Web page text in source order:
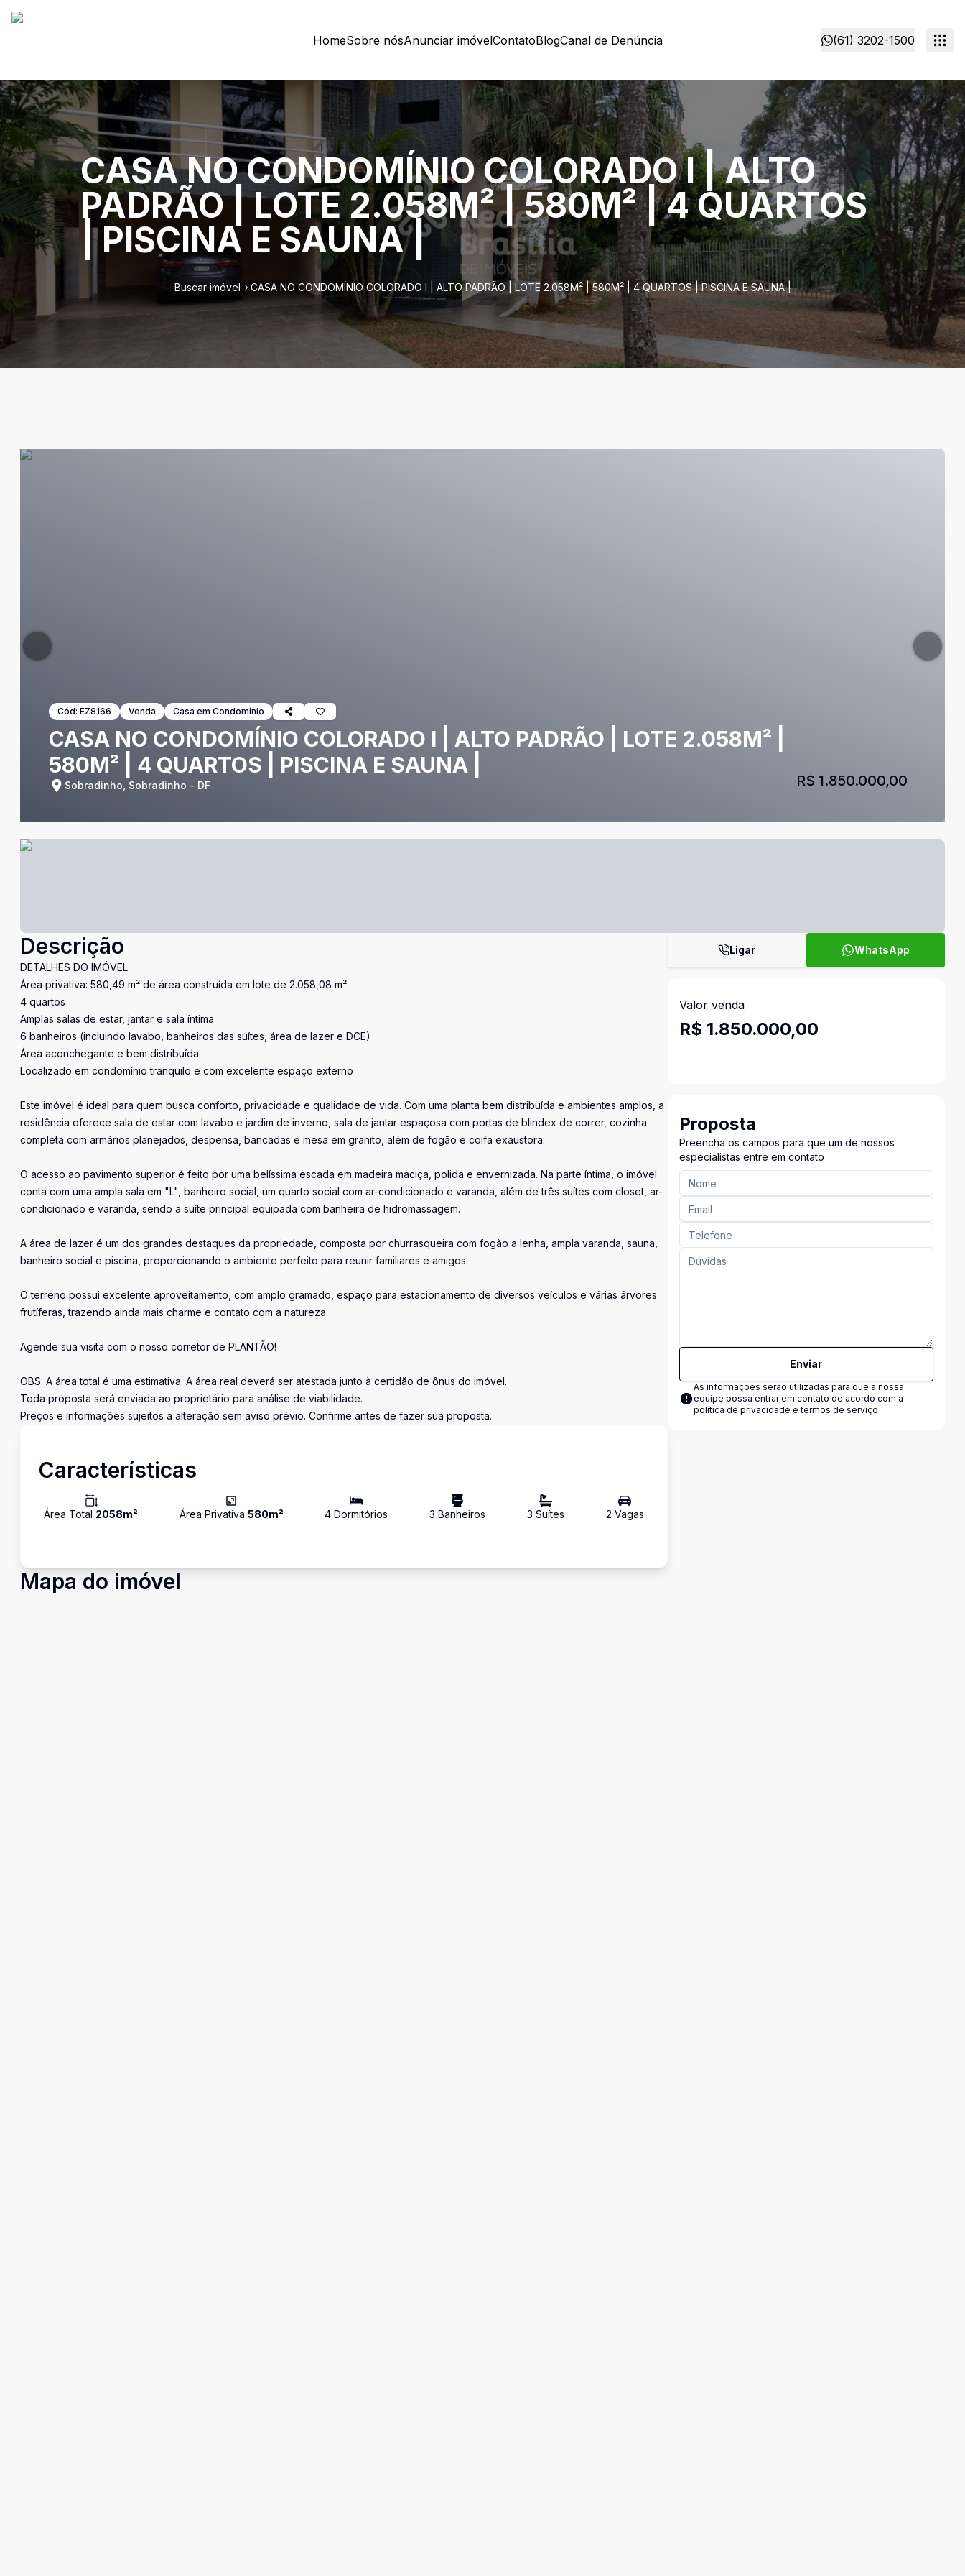
HomeSobre nósAnunciar imóvelContatoBlogCanal de Denúncia (61) 3202-1500
CASA NO CONDOMÍNIO COLORADO I | ALTO
PADRÃO | LOTE 2.058M² | 580M² | 4 QUARTOS
| PISCINA E SAUNA |
Buscar imóvel CASA NO CONDOMÍNIO COLORADO I | ALTO PADRÃO | LOTE 2.058M² | 580M² | 4 QUARTOS | PISCINA E SAUNA |
Cód: EZ8166 Venda Casa em Condomínio
CASA NO CONDOMÍNIO COLORADO I | ALTO PADRÃO | LOTE 2.058M² |
580M² | 4 QUARTOS | PISCINA E SAUNA |
Sobradinho, Sobradinho - DF R$ 1.850.000,00
Descrição
DETALHES DO IMÓVEL:
Área privativa: 580,49 m² de área construída em lote de 2.058,08 m²
4 quartos
Amplas salas de estar, jantar e sala íntima
6 banheiros (incluindo lavabo, banheiros das suítes, área de lazer e DCE)
Área aconchegante e bem distribuída
Localizado em condomínio tranquilo e com excelente espaço externo
Este imóvel é ideal para quem busca conforto, privacidade e qualidade de vida. Com uma planta bem distribuída e ambientes amplos, a
residência oferece sala de estar com lavabo e jardim de inverno, sala de jantar espaçosa com portas de blindex de correr, cozinha
completa com armários planejados, despensa, bancadas e mesa em granito, além de fogão e coifa exaustora.
O acesso ao pavimento superior é feito por uma belíssima escada em madeira maciça, polida e envernizada. Na parte íntima, o imóvel
conta com uma ampla sala em "L", banheiro social, um quarto social com ar-condicionado e varanda, além de três suítes com closet, ar-
condicionado e varanda, sendo a suíte principal equipada com banheira de hidromassagem.
A área de lazer é um dos grandes destaques da propriedade, composta por churrasqueira com fogão a lenha, ampla varanda, sauna,
banheiro social e piscina, proporcionando o ambiente perfeito para reunir familiares e amigos.
O terreno possui excelente aproveitamento, com amplo gramado, espaço para estacionamento de diversos veículos e várias árvores
frutíferas, trazendo ainda mais charme e contato com a natureza.
Agende sua visita com o nosso corretor de PLANTÃO!
OBS: A área total é uma estimativa. A área real deverá ser atestada junto à certidão de ônus do imóvel.
Toda proposta será enviada ao proprietário para análise de viabilidade.
Preços e informações sujeitos a alteração sem aviso prévio. Confirme antes de fazer sua proposta.
Características
Área Total 2058m² Área Privativa 580m² 4 Dormitórios 3 Banheiros 3 Suítes 2 Vagas
Mapa do imóvel
Ligar WhatsApp
Valor venda
R$ 1.850.000,00
Proposta
Preencha os campos para que um de nossos
especialistas entre em contato
Enviar
As informações serão utilizadas para que a nossa
equipe possa entrar em contato de acordo com a
política de privacidade e termos de serviço